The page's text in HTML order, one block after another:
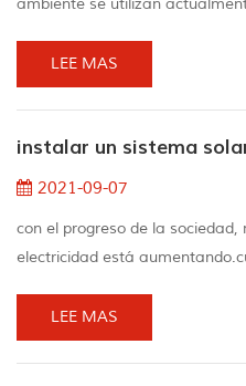
ambiente se utilizan
puede traer electricidad al
solar portátil nos permite estar
durante la noche.
LEE MAS
2021-09-07
con el progreso de la
electricidad está
de energía de los
empresa se vuelve muy
LEE MAS